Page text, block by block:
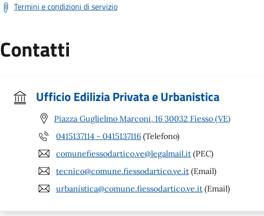
Termini e condizioni di servizio
Contatti
Ufficio Edilizia Privata e Urbanistica
Piazza Guglielmo Marconi, 16 30032 Fiesso (VE)
0415137114 - 0415137116 (Telefono)
comunefiessodartico.ve@legalmail.it (PEC)
tecnico@comune.fiessodartico.ve.it (Email)
urbanistica@comune.fiessodartico.ve.it (Email)